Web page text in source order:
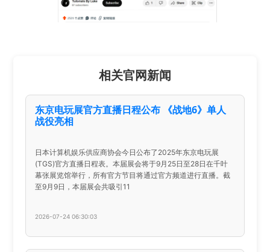
相关官网新闻
东京电玩展官方直播日程公布 《战地6》单人
战役亮相
日本计算机娱乐供应商协会今日公布了2025年东京电玩展
(TGS)官方直播日程表。本届展会将于9月25日至28日在千叶
幕张展览馆举行，所有官方节目将通过官方频道进行直播。截
至9月9日，本届展会共吸引11
2026-07-24 06:30:03